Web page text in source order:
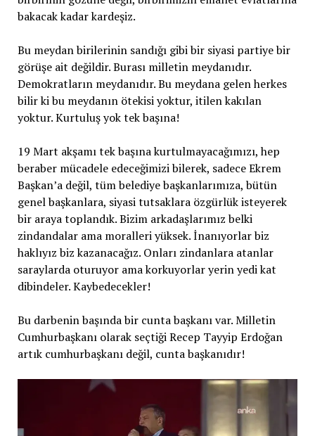
bakacak kadar kardeşiz.
Bu meydan birilerinin sandığı gibi bir siyasi partiye bir
görüşe ait değildir. Burası milletin meydanıdır.
Demokratların meydanıdır. Bu meydana gelen herkes
bilir ki bu meydanın ötekisi yoktur, itilen kakılan
yoktur. Kurtuluş yok tek başına!
19 Mart akşamı tek başına kurtulmayacağımızı, hep
beraber mücadele edeceğimizi bilerek, sadece Ekrem
Başkan’a değil, tüm belediye başkanlarımıza, bütün
genel başkanlara, siyasi tutsaklara özgürlük isteyerek
bir araya toplandık. Bizim arkadaşlarımız belki
zindandalar ama moralleri yüksek. İnanıyorlar biz
haklıyız biz kazanacağız. Onları zindanlara atanlar
saraylarda oturuyor ama korkuyorlar yerin yedi kat
dibindeler. Kaybedecekler!
Bu darbenin başında bir cunta başkanı var. Milletin
Cumhurbaşkanı olarak seçtiği Recep Tayyip Erdoğan
artık cumhurbaşkanı değil, cunta başkanıdır!